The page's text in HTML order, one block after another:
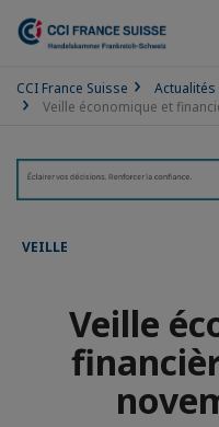
CCI France Suisse
Actualités
Veille économique et
VEILLE
Veille